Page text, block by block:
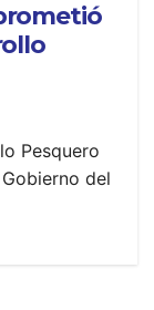
Pesquero
del